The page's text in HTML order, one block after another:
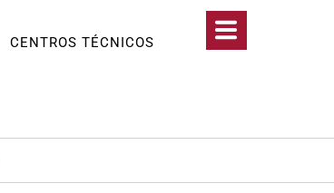
CENTROS TÉCNICOS